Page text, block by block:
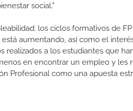
social."
los ciclos formativos de
aumentando, así como el
realizados a los estudiantes que
en encontrar un empleo y les
Profesional como una apuesta